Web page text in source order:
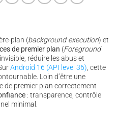
plan (background execution) et
de premier plan (Foreground
réduire les abus et
Android 16 (API level 36), cette
Loin d’être une
de premier plan correctement
: transparence, contrôle
minimal.